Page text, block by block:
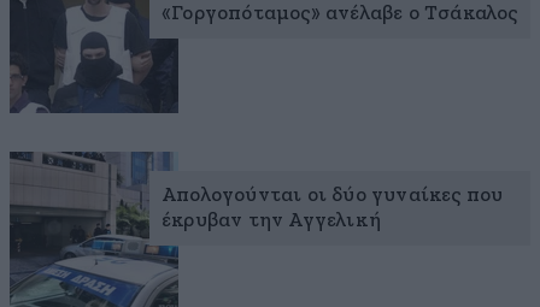
«Γοργοπόταμος» ανέλαβε ο Τσάκαλος
Απολογούνται οι δύο γυναίκες που
έκρυβαν την Αγγελική